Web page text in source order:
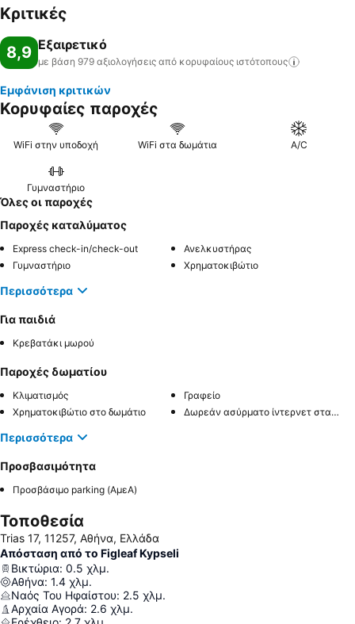
Κριτικές
8,9 Εξαιρετικό
με βάση 979 αξιολογήσεις από κορυφαίους ιστότοπους
Εμφάνιση κριτικών
Κορυφαίες παροχές
WiFi στην υποδοχή WiFi στα δωμάτια A/C
Γυμναστήριο
Όλες οι παροχές
Παροχές καταλύματος
Express check-in/check-out
Ανελκυστήρας
Γυμναστήριο
Χρηματοκιβώτιο
Περισσότερα
Για παιδιά
Κρεβατάκι μωρού
Παροχές δωματίου
Κλιματισμός
Γραφείο
Χρηματοκιβώτιο στο δωμάτιο
Δωρεάν ασύρματο ίντερνετ στα δωμάτια
Περισσότερα
Προσβασιμότητα
Προσβάσιμο parking (ΑμεΑ)
Τοποθεσία
Trias 17, 11257, Αθήνα, Ελλάδα
Απόσταση από το Figleaf Kypseli
Βικτώρια: 0.5 χλμ.
Αθήνα: 1.4 χλμ.
Ναός Του Ηφαίστου: 2.5 χλμ.
Αρχαία Αγορά: 2.6 χλμ.